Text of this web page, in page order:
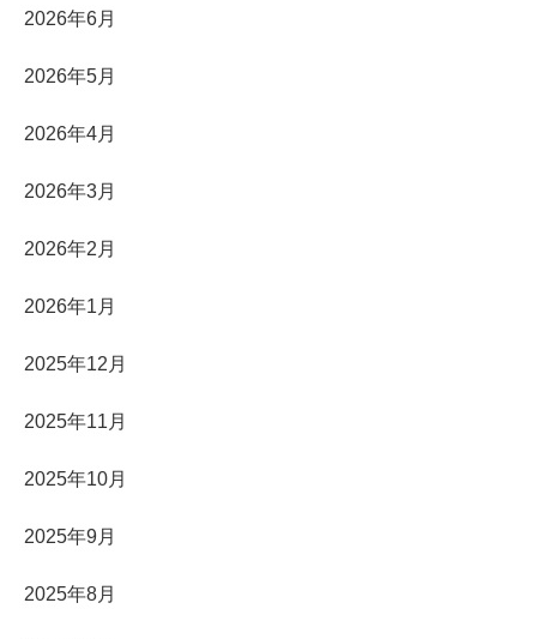
2026年6月
2026年5月
2026年4月
2026年3月
2026年2月
2026年1月
2025年12月
2025年11月
2025年10月
2025年9月
2025年8月